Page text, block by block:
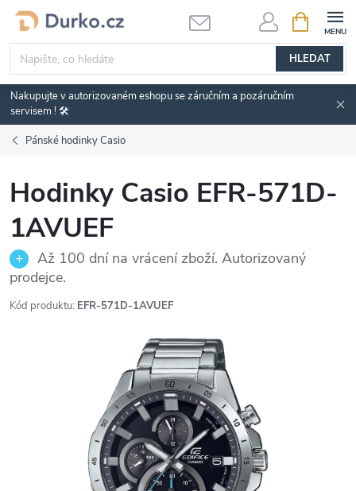
Přejít
obsah
HLEDAT
NÁKUPNÍ
KOŠÍK
Nakupujte v autorizovaném eshopu se záručním a pozáručním
servisem ! 🛠️
Pánské hodinky Casio
Hodinky Casio EFR-571D-
1AVUEF
Až 100 dní na vrácení zboží. Autorizovaný
prodejce.
Kód produktu: EFR-571D-1AVUEF